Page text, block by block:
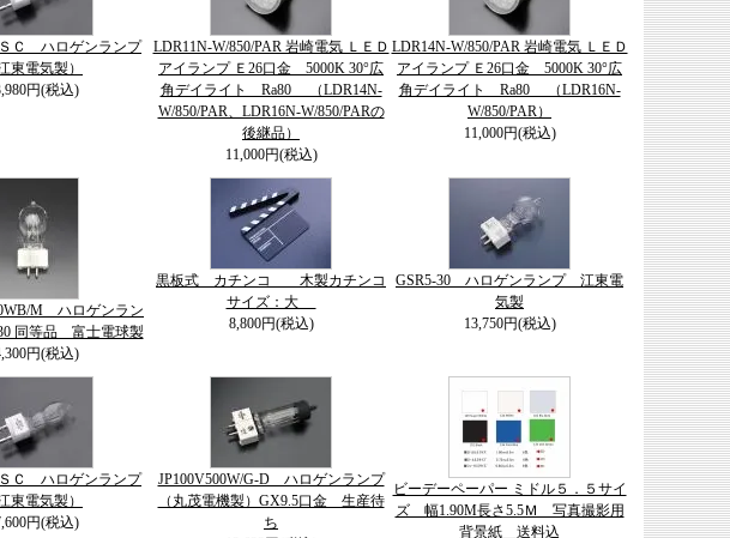
ＳＣ ハロゲンランプ
東電気製）
円(税込)
LDR11N-W/850/PAR 岩崎電気 ＬＥＤ
アイランプ Ｅ26口金 5000K 30°広
角デイライト Ra80 （LDR14N-
W/850/PAR、LDR16N-W/850/PARの
後継品）
11,000円(税込)
LDR14N-W/850/PAR 岩崎電気 ＬＥＤ
アイランプ Ｅ26口金 5000K 30°広
角デイライト Ra80 （LDR16N-
W/850/PAR）
11,000円(税込)
M ハロゲンラン
同等品 富士電球製
円(税込)
黒板式 カチンコ 木製カチンコ
サイズ：大
8,800円(税込)
GSR5-30 ハロゲンランプ 江東電
気製
13,750円(税込)
ＳＣ ハロゲンランプ
東電気製）
円(税込)
JP100V500W/G-D ハロゲンランプ
（丸茂電機製）GX9.5口金 生産待
ち
ビーデーペーパー ミドル５．５サイ
ズ 幅1.90M長さ5.5Ｍ 写真撮影用
背景紙 送料込